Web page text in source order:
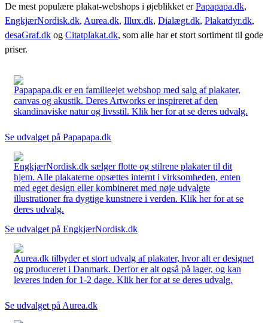
De mest populære plakat-webshops i øjeblikket erPapapapa.dk,
EngkjærNordisk.dk, Aurea.dk, Illux.dk, Dialægt.dk, Plakatdyr.dk,
desaGraf.dk og Citatplakat.dk, som alle har et stort sortiment til gode
priser.
Papapapa.dk er en familieejet webshop med salg af plakater,
canvas og akustik. Deres Artworks er inspireret af den
skandinaviske natur og livsstil. Klik her for at se deres udvalg.
Se udvalget på Papapapa.dk
EngkjærNordisk.dk sælger flotte og stilrene plakater til dit
hjem. Alle plakaterne opsættes internt i virksomheden, enten
med eget design eller kombineret med nøje udvalgte
illustrationer fra dygtige kunstnere i verden. Klik her for at se
deres udvalg.
Se udvalget på EngkjærNordisk.dk
Aurea.dk tilbyder et stort udvalg af plakater, hvor alt er designet
og produceret i Danmark. Derfor er alt også på lager, og kan
leveres inden for 1-2 dage. Klik her for at se deres udvalg.
Se udvalget på Aurea.dk